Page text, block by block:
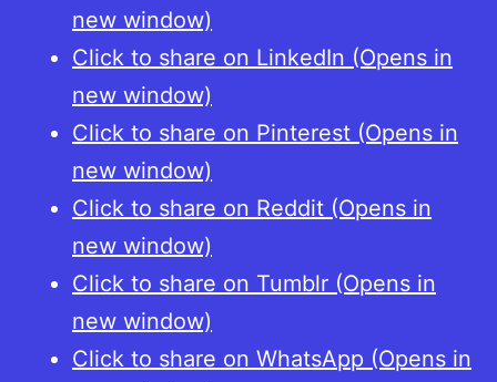
new window)
Click to share on LinkedIn (Opens in
new window)
Click to share on Pinterest (Opens in
new window)
Click to share on Reddit (Opens in
new window)
Click to share on Tumblr (Opens in
new window)
Click to share on WhatsApp (Opens in